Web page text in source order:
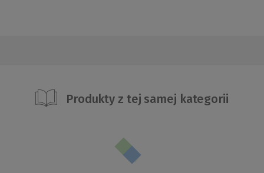
Produkty z tej samej kategorii